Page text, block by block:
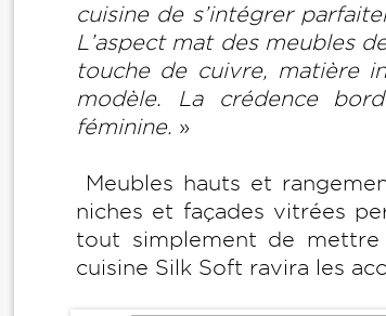
cuisine de s’intégrer
L’aspect mat des meubles
touche de cuivre, matière
modèle. La crédence
féminine. »
Meubles hauts et
niches et façades vitrées
tout simplement de
cuisine Silk Soft ravira les